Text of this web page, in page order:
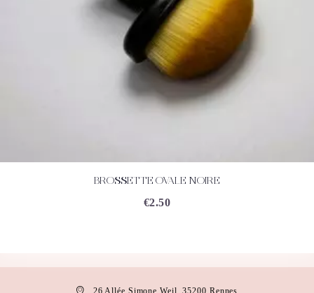
ACHETEZBROSSETTE OVALE NOIRE
€2.50
26 Allée Simone Weil, 35200 Rennes